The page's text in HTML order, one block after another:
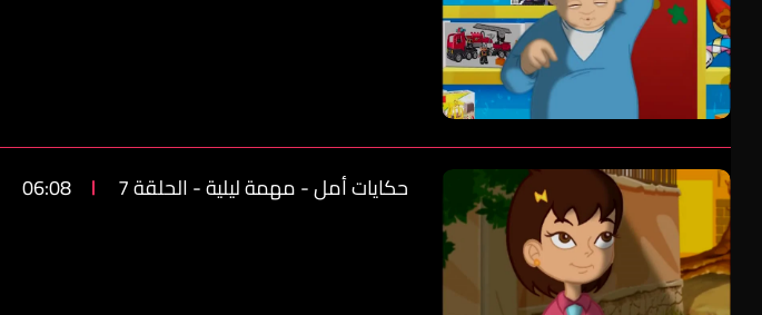
حكايات أمل - مهمة ليلية - الحلقة 7 06:08